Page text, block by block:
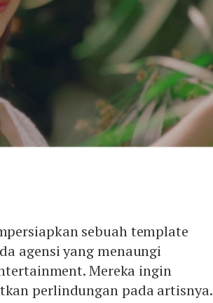
sebuah template
agensi yang menaungi
Mereka ingin
perlindungan pada artisnya.